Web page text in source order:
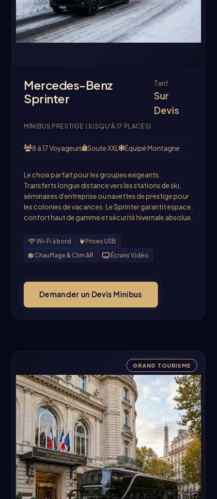
Mercedes-Benz
Sprinter
Tarif
Sur
Devis
MINIBUS PRESTIGE (JUSQU'À 17 PLACES)
8 à 17 Voyageurs Soute XXL Équipé Montagne
Le choix parfait pour les groupes exigeants.
Transferts longue distance vers les stations de ski,
séminaires d'entreprise ou navettes de prestige pour
les colonies de vacances. Le Sprinter garantit espace,
confort haut de gamme et sécurité hivernale absolue.
Wi-Fi à bord
Prises USB
Chauffage & Clim AR
Écrans Vidéo
Demander un Devis Minibus
GRAND TOURISME